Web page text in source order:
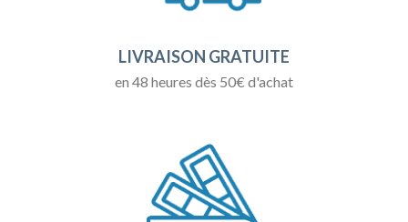
LIVRAISON GRATUITE
en 48 heures dès 50€ d'achat